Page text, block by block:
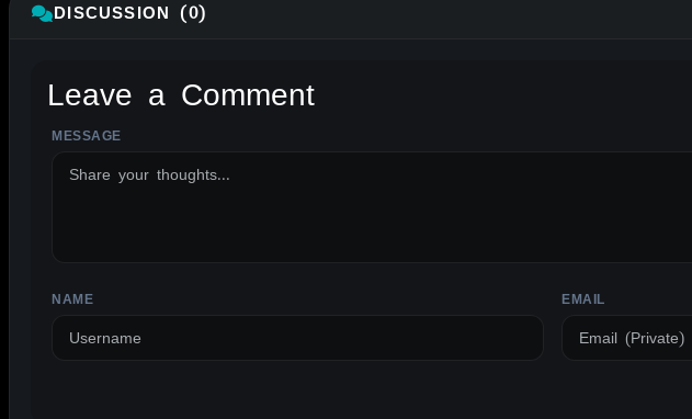
DISCUSSION (0)
Leave a Comment
MESSAGE
NAME EMAIL
ALTERNATIVE: